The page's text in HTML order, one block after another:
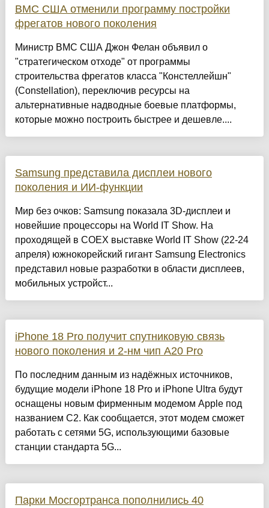
ВМС США отменили программу постройки
фрегатов нового поколения
Министр ВМС США Джон Фелан объявил о
"стратегическом отходе" от программы
строительства фрегатов класса "Констеллейшн"
(Constellation), переключив ресурсы на
альтернативные надводные боевые платформы,
которые можно построить быстрее и дешевле....
Samsung представила дисплеи нового
поколения и ИИ-функции
Мир без очков: Samsung показала 3D-дисплеи и
новейшие процессоры на World IT Show. На
проходящей в COEX выставке World IT Show (22-24
апреля) южнокорейский гигант Samsung Electronics
представил новые разработки в области дисплеев,
мобильных устройст...
iPhone 18 Pro получит спутниковую связь
нового поколения и 2-нм чип A20 Pro
По последним данным из надёжных источников,
будущие модели iPhone 18 Pro и iPhone Ultra будут
оснащены новым фирменным модемом Apple под
названием C2. Как сообщается, этот модем сможет
работать с сетями 5G, использующими базовые
станции стандарта 5G...
Парки Мосгортранса пополнились 40